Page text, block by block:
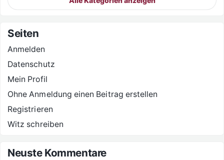
Seiten
Anmelden
Datenschutz
Mein Profil
Ohne Anmeldung einen Beitrag erstellen
Registrieren
Witz schreiben
Neuste Kommentare